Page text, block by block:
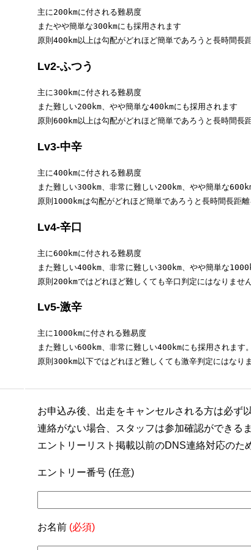
主に200kmに付される難易度
またやや簡単な300kmにも採用されます
原則400km以上は勾配がどれほど簡単であろうと長時間長
Lv2-ふつう
主に300kmに付される難易度
また難しい200km、やや簡単な400kmにも採用されます
原則600km以上は勾配がどれほど簡単であろうと長時間長
Lv3-中辛
主に400kmに付される難易度
また難しい300km、非常に難しい200km、やや簡単な
原則1000kmは勾配がどれほど簡単であろうと長時間長距
Lv4-辛口
主に600kmに付される難易度
また難しい400km、非常に難しい300km、やや簡単な
原則200kmではどれほど難しくても辛口判定にはなりません
Lv5-激辛
主に1000kmに付される難易度
また難しい600km、非常に難しい400kmにも採用されます。
原則300km以下ではどれほど難しくても激辛判定にはなりま
お申込み後、出走をキャンセルされる方は必ず
連絡がない場合、スタッフは参加確認ができる
エントリーリスト掲載以前のDNS連絡対応のた
エントリー番号 (任意)
お名前 (必須)